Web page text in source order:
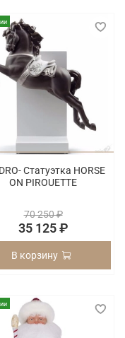
Статуэтка HORSE
ON PIROUETTE
70 250 ₽
35 125 ₽
В корзину